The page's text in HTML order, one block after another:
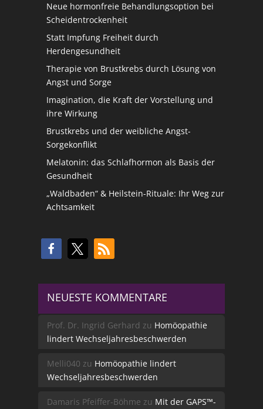
Neue hormonfreie Behandlungsoption bei
Scheidentrockenheit
Statt Impfung Freiheit durch
Herdengesundheit
Therapie von Brustkrebs durch Lösung von
Angst und Sorge
Imagination, die Kraft der Vorstellung und
ihre Wirkung
Brustkrebs und der weibliche Angst-
Sorgekonflikt
Melatonin: das Schlafhormon als Basis der
Gesundheit
„Waldbaden“ & Heilstein-Rituale: Ihr Weg zur
Achtsamkeit
NEUESTE KOMMENTARE
Prof. Dr. Ingrid Gerhard zu Homöopathie
lindert Wechseljahresbeschwerden
Melli040 zu Homöopathie lindert
Wechseljahresbeschwerden
Damaris Pfeiffer-Böhme zu Mit der GAPS™-